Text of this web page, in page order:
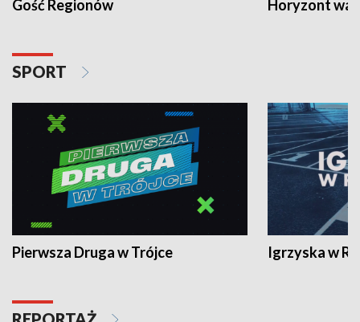
Gość Regionów Horyzont
SPORT
Pierwsza Druga w Trójce Igrzyska w